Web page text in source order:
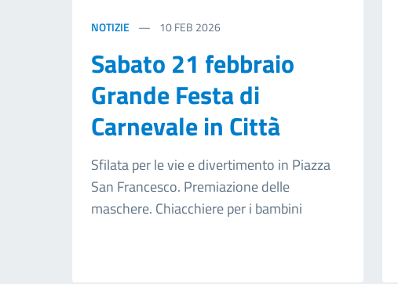
NOTIZIE 10FEB 2026
Sabato 21 febbraio
Grande Festa di
Carnevale in Città
Sfilata per le vie e divertimento in Piazza
San Francesco. Premiazione delle
maschere. Chiacchiere per i bambini